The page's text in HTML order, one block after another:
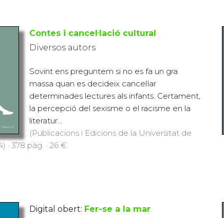
Contes i cancel·lació cultural
Diversos autors
Sovint ens preguntem si no es fa un gra
massa quan es decideix cancel·lar
determinades lectures als infants. Certament,
la percepció del sexisme o el racisme en la
literatur...
(Publicacions i Edicions de la Universitat de
· 378 pàg. · 26 €
Digital obert: Fer-se a la mar